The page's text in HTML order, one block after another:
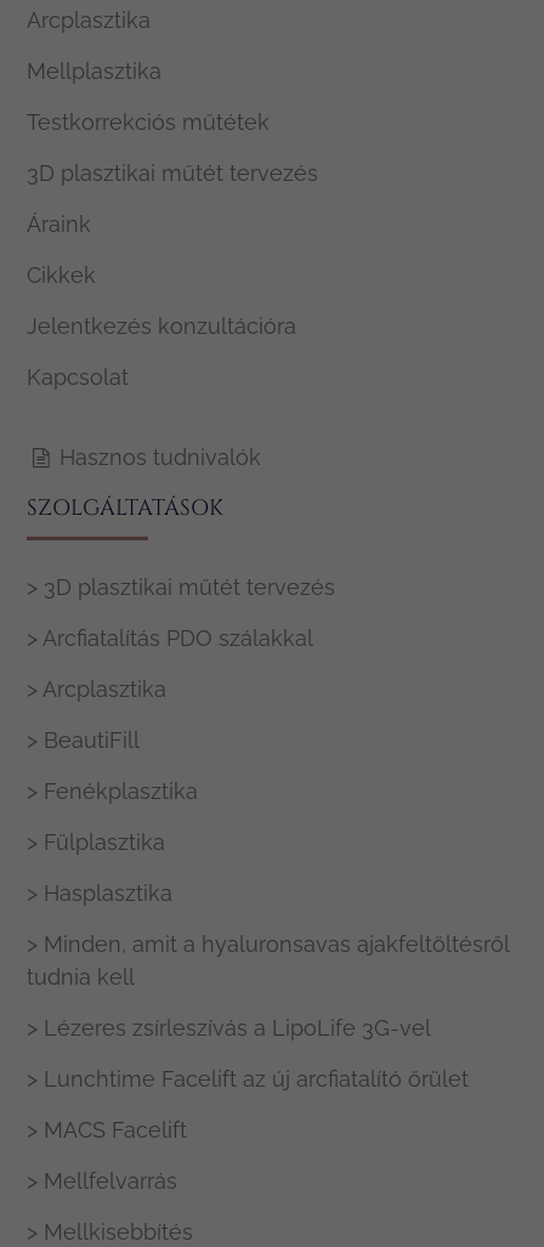
Arcplasztika
Mellplasztika
Testkorrekciós műtétek
3D plasztikai műtét tervezés
Áraink
Cikkek
Jelentkezés konzultációra
Kapcsolat
Hasznos tudnivalók
SZOLGÁLTATÁSOK
> 3D plasztikai műtét tervezés
> Arcfiatalítás PDO szálakkal
> Arcplasztika
> BeautiFill
> Fenékplasztika
> Fülplasztika
> Hasplasztika
> Minden, amit a hyaluronsavas ajakfeltöltésről
tudnia kell
> Lézeres zsírleszívás a LipoLife 3G-vel
> Lunchtime Facelift az új arcfiatalító őrület
> MACS Facelift
> Mellfelvarrás
> Mellkisebbítés